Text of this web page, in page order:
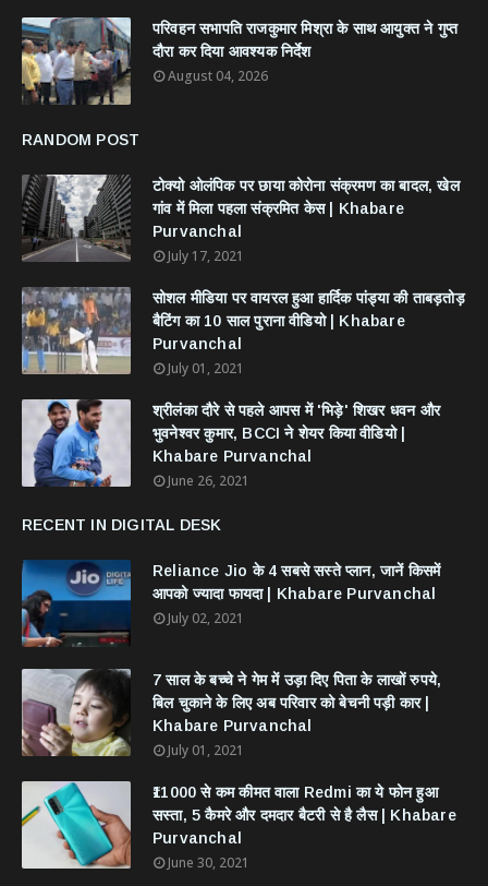
परिवहन सभापति राजकुमार मिश्रा के साथ आयुक्त ने गुप्त
दौरा कर दिया आवश्यक निर्देश
August 04, 2026
RANDOM POST
टोक्यो ओलंपिक पर छाया कोरोना संक्रमण का बादल, खेल
गांव में मिला पहला संक्रमित केस | Khabare
Purvanchal
July 17, 2021
सोशल मीडिया पर वायरल हुआ हार्दिक पांड्या की ताबड़तोड़
बैटिंग का 10 साल पुराना वीडियो | Khabare
Purvanchal
July 01, 2021
श्रीलंका दौरे से पहले आपस में 'भिड़े' शिखर धवन और
भुवनेश्वर कुमार, BCCI ने शेयर किया वीडियो |
Khabare Purvanchal
June 26, 2021
RECENT IN DIGITAL DESK
Reliance Jio के 4 सबसे सस्ते प्लान, जानें किसमें
आपको ज्यादा फायदा | Khabare Purvanchal
July 02, 2021
7 साल के बच्चे ने गेम में उड़ा दिए पिता के लाखों रुपये,
बिल चुकाने के लिए अब परिवार को बेचनी पड़ी कार |
Khabare Purvanchal
July 01, 2021
₹11000 से कम कीमत वाला Redmi का ये फोन हुआ
सस्ता, 5 कैमरे और दमदार बैटरी से है लैस | Khabare
Purvanchal
June 30, 2021